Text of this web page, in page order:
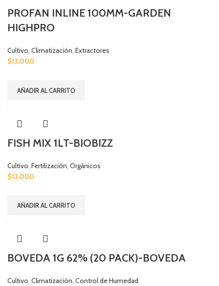
PROFAN INLINE 100MM-GARDEN
HIGHPRO
Cultivo, Climatización, Extractores
$13,000
AÑADIR AL CARRITO
FISH MIX 1LT-BIOBIZZ
Cultivo, Fertilización, Orgánicos
$13,000
AÑADIR AL CARRITO
BOVEDA 1G 62% (20 PACK)-BOVEDA
Cultivo, Climatización, Control de Humedad